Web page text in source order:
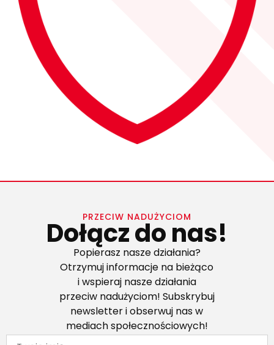
PRZECIW NADUŻYCIOM
Dołącz do nas!
Popierasz nasze działania?
Otrzymuj informacje na bieżąco
i wspieraj nasze działania
przeciw nadużyciom! Subskrybuj
newsletter i obserwuj nas w
mediach społecznościowych!